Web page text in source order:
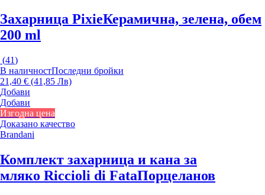
Захарница PixieКерамична, зелена, обем
200 ml
(41)
В наличностПоследни бройки
21,40 € (41,85 Лв)
Добави
Добави
Изгодна цена
Доказано качество
Brandani
Комплект захарница и кана за
мляко Riccioli di FataПорцеланов